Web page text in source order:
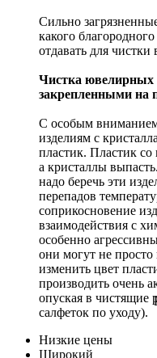
Сильно
какого
отдавать для
Чистка ювелирных
закрепленными на
С особым
изделиям с
пластик. Пластик
а кристаллы
надо беречь эти
перепадов
соприкосновение
взаимодействия с
особенно
они могут не просто
изменить цвет
производить очень
опуская в чистящие
салфеток по уходу).
Низкие цены
Широкий